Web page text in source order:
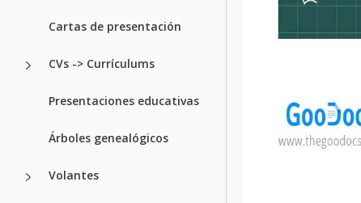
Cartas de presentación
CVs -> Currículums
Presentaciones educativas
Árboles genealógicos
Volantes